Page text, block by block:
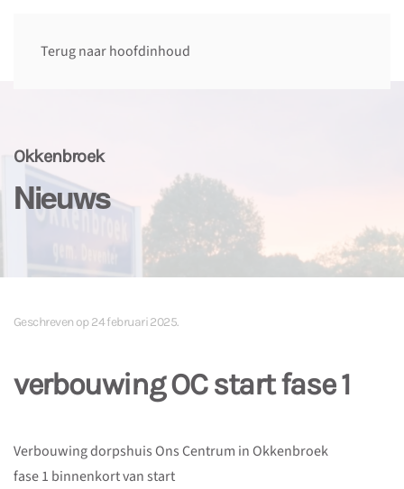
Terug naar hoofdinhoud
Okkenbroek
Nieuws
Geschreven op24 februari 2025.
verbouwing OC start fase 1
Verbouwing dorpshuis Ons Centrum in Okkenbroek
fase 1 binnenkort van start